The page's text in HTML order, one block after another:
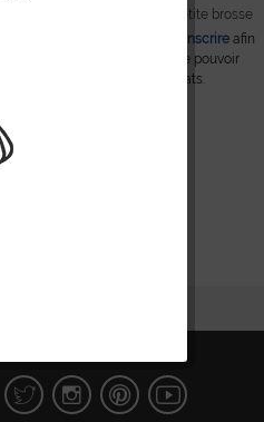
bâtonnet plastique avec petite brosse
vous inscrireafin
de consulter les prix et de pouvoir
poursuivre vos achats.